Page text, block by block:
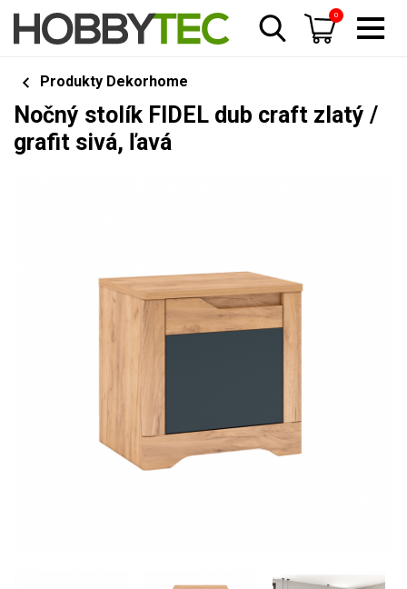
0
Produkty Dekorhome
Nočný stolík FIDEL dub craft zlatý /
grafit sivá, ľavá